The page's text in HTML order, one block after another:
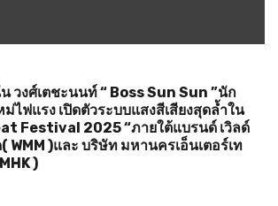
วงศ์เตชะนนท์ “ Boss Sun Sun ”นัก
ไฟแรง เปิดตัวระบบแสงสีเสียงสุดล้ำใน
Festival 2025 “ภายใต้แบรนด์ เวิลด์
WMM )และ บริษัท มหานครเอ็นเตอร์เท
)